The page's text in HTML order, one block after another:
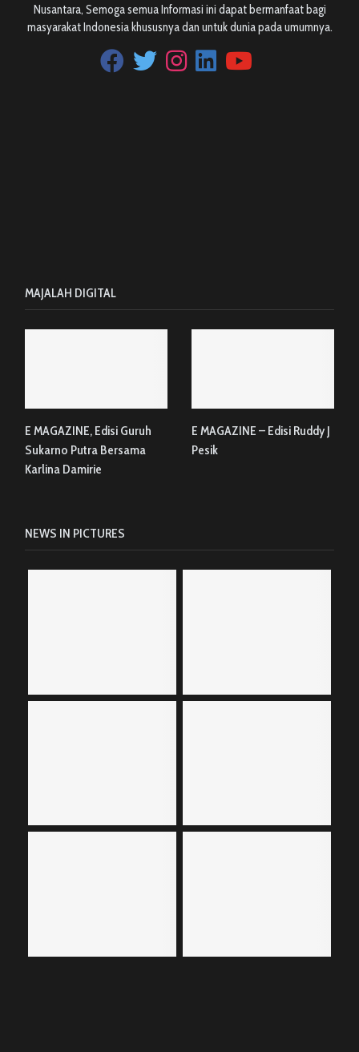
Nusantara, Semoga semua Informasi ini dapat bermanfaat bagi
masyarakat Indonesia khususnya dan untuk dunia pada umumnya.
MAJALAH DIGITAL
E MAGAZINE, Edisi Guruh
Sukarno Putra Bersama
Karlina Damirie
E MAGAZINE – Edisi Ruddy J
Pesik
NEWS IN PICTURES